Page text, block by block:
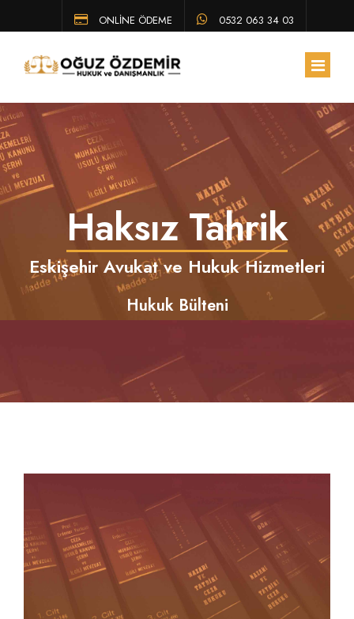
ONLİNE ÖDEME 0532 063 34 03
ANA SAYFA
HAKKIMIZDA
ÇALIŞMA ALANLARIMIZ
HUKUK BÜLTENI
SSS
Haksız Tahrik
Eskişehir Avukat ve Hukuk Hizmetleri
Hukuk Bülteni